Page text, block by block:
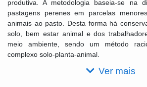
produtiva. A metodologia baseia-se na
pastagens perenes em parcelas
animais ao pasto. Desta forma há
solo, bem estar animal e dos
meio ambiente, sendo um método
complexo solo-planta-animal.
Ver mais